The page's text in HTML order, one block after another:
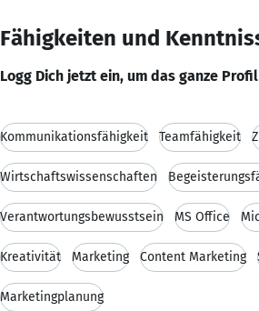
Fähigkeiten und
Logg Dich jetzt ein, um das ganze
Kommunikationsfähigkeit Teamfähigkeit
Wirtschaftswissenschaften
Verantwortungsbewusstsein MS Office
Kreativität Marketing Content Marketing
Marketingplanung